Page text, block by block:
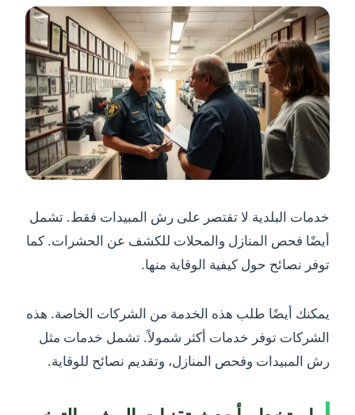
خدمات البلدية لا تقتصر على رش المبيدات فقط. تشمل
أيضًا فحص المنازل والمحلات للكشف عن الحشرات. كما
توفر نصائح حول كيفية الوقاية منها.
يمكنك أيضًا طلب هذه الخدمة من الشركات الخاصة. هذه
الشركات توفر خدمات أكثر شمولاً. تشمل خدمات مثل
رش المبيدات وفحص المنازل، وتقديم نصائح للوقاية.